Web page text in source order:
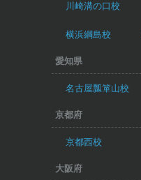
川崎溝の口校
横浜綱島校
愛知県
名古屋瓢箪山校
京都府
京都西校
大阪府